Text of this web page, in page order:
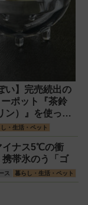
い】完売続出の
ポット『茶鈴
ン）』を使って
の風鈴から着想
いい見た目のリ
勝手を徹底解説
・生活・ペット
イナス5℃の衝
帯氷のう「ゴ
ス 暮らし・生活・ペット